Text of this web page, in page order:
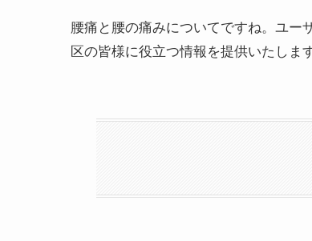
腰痛と腰の痛みについてですね。ユー
区の皆様に役立つ情報を提供いたします